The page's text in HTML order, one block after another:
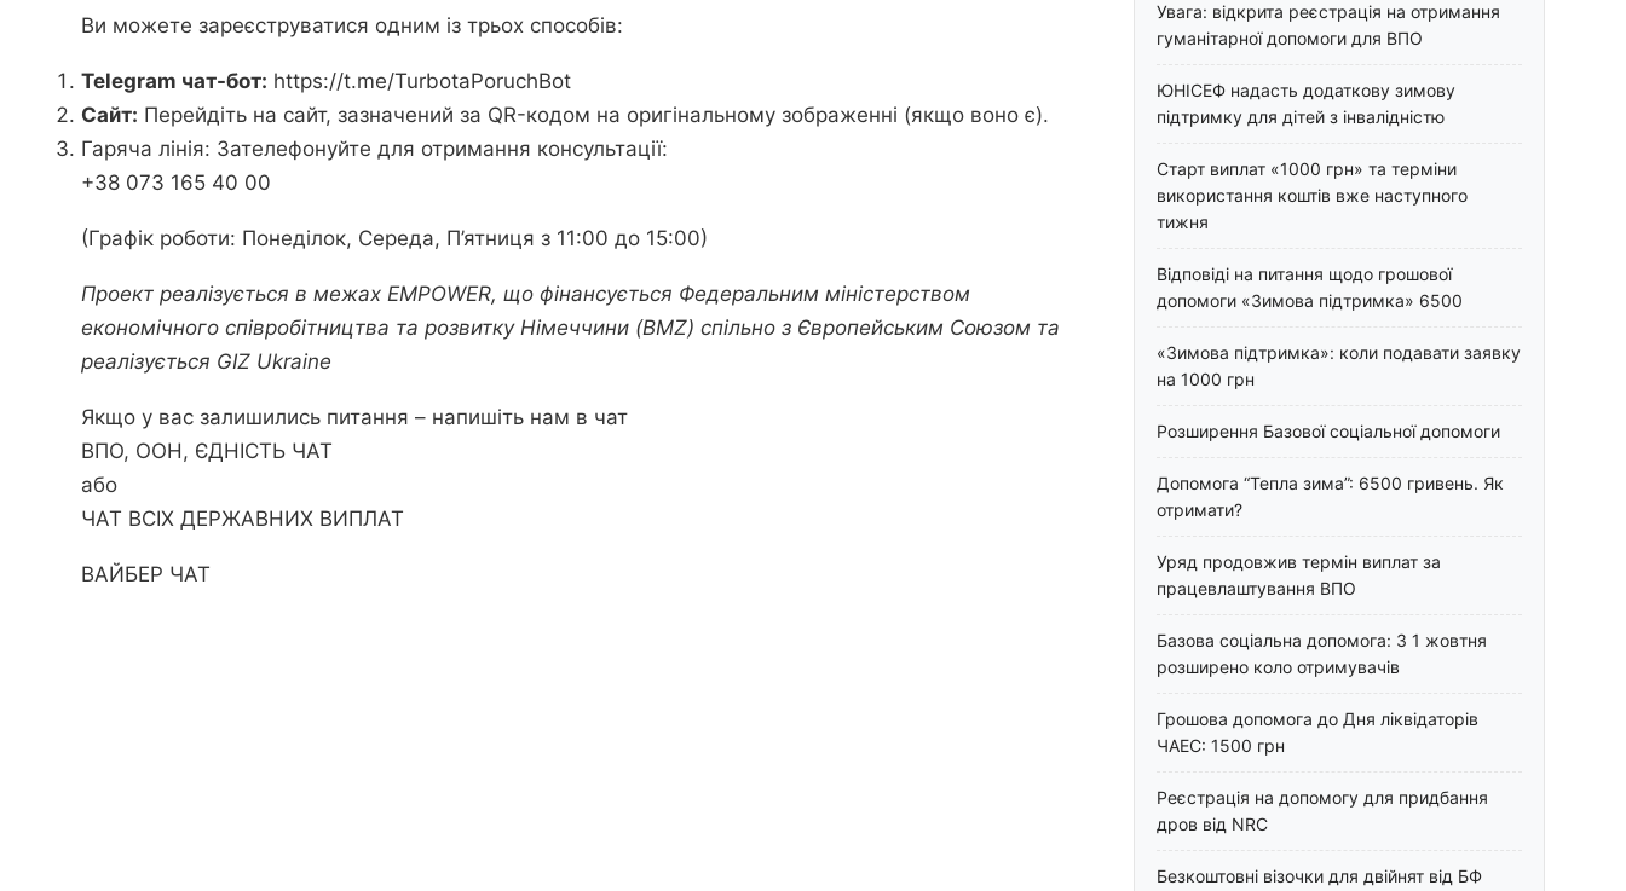
Ви можете зареєструватися одним із трьох способів:
Telegram чат-бот: https://t.me/TurbotaPoruchBot
Сайт: Перейдіть на сайт, зазначений за QR-кодом на оригінальному зображенні (якщо воно є).
Гаряча лінія: Зателефонуйте для отримання консультації:
+38 073 165 40 00
(Графік роботи: Понеділок, Середа, П’ятниця з 11:00 до 15:00)
Проект реалізується в межах EMPOWER, що фінансується Федеральним міністерством
економічного співробітництва та розвитку Німеччини (BMZ) спільно з Європейським Союзом та
реалізується GIZ Ukraine
Якщо у вас залишились питання – напишіть нам в чат
ВПО, ООН, ЄДНІСТЬ ЧАТ
або
ЧАТ ВСІХ ДЕРЖАВНИХ ВИПЛАТ
ВАЙБЕР ЧАТ
Увага: відкрита реєстрація на отримання
гуманітарної допомоги для ВПО
ЮНІСЕФ надасть додаткову зимову
підтримку для дітей з інвалідністю
Старт виплат «1000 грн» та терміни
використання коштів вже наступного
тижня
Відповіді на питання щодо грошової
допомоги «Зимова підтримка» 6500
«Зимова підтримка»: коли подавати заявку
на 1000 грн
Розширення Базової соціальної допомоги
Допомога “Тепла зима”: 6500 гривень. Як
отримати?
Уряд продовжив термін виплат за
працевлаштування ВПО
Базова соціальна допомога: З 1 жовтня
розширено коло отримувачів
Грошова допомога до Дня ліквідаторів
ЧАЕС: 1500 грн
Реєстрація на допомогу для придбання
дров від NRC
Безкоштовні візочки для двійнят від БФ